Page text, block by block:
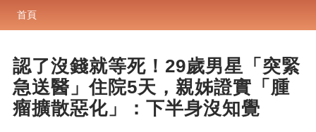
首頁
認了沒錢就等死！29歲男星「突緊
急送醫」住院5天，親姊證實「腫
瘤擴散惡化」：下半身沒知覺